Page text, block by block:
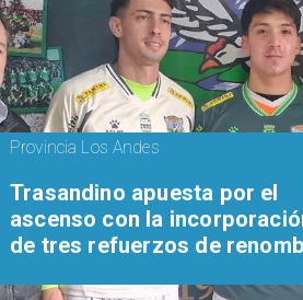
Provincia Los Andes
Trasandino apuesta por el
ascenso con la
de tres refuerzos de